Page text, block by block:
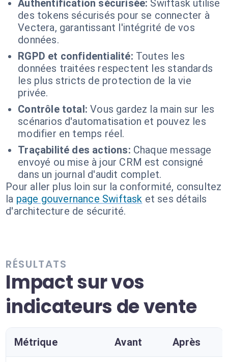
Authentification sécurisée: Swiftask utilise
des tokens sécurisés pour se connecter à
Vectera, garantissant l'intégrité de vos
données.
RGPD et confidentialité: Toutes les
données traitées respectent les standards
les plus stricts de protection de la vie
privée.
Contrôle total: Vous gardez la main sur les
scénarios d'automatisation et pouvez les
modifier en temps réel.
Traçabilité des actions: Chaque message
envoyé ou mise à jour CRM est consigné
dans un journal d'audit complet.
Pour aller plus loin sur la conformité, consultez
la page gouvernance Swiftask et ses détails
d'architecture de sécurité.
RÉSULTATS
Impact sur vos
indicateurs de vente
Métrique Avant Après